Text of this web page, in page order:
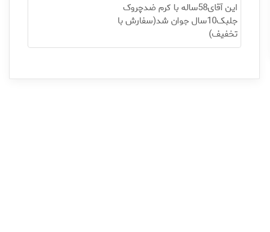
این آقای58ساله با کرم ضدچروک
جلبک10سال جوان شد(سفارش با
تخفیف)